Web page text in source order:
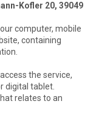
Kofler 20, 39049
computer, mobile
containing
the service,
digital tablet.
relates to an